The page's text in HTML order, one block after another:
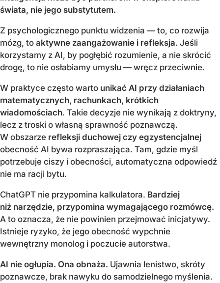
świata, nie jego substytutem.
Z psychologicznego punktu widzenia — to, co rozwija
mózg, to aktywne zaangażowanie i refleksja. Jeśli
korzystamy z AI, by pogłębić rozumienie, a nie skrócić
drogę, to nie osłabiamy umysłu — wręcz przeciwnie.
W praktyce często warto unikać AI przy działaniach
matematycznych, rachunkach, krótkich
wiadomościach. Takie decyzje nie wynikają z doktryny,
lecz z troski o własną sprawność poznawczą.
W obszarze refleksji duchowej czy egzystencjalnej
obecność AI bywa rozpraszająca. Tam, gdzie myśl
potrzebuje ciszy i obecności, automatyczna odpowiedź
nie ma racji bytu.
ChatGPT nie przypomina kalkulatora. Bardziej
niż narzędzie, przypomina wymagającego rozmówcę.
A to oznacza, że nie powinien przejmować inicjatywy.
Istnieje ryzyko, że jego obecność wypchnie
wewnętrzny monolog i poczucie autorstwa.
AI nie ogłupia. Ona obnaża. Ujawnia lenistwo, skróty
poznawcze, brak nawyku do samodzielnego myślenia.